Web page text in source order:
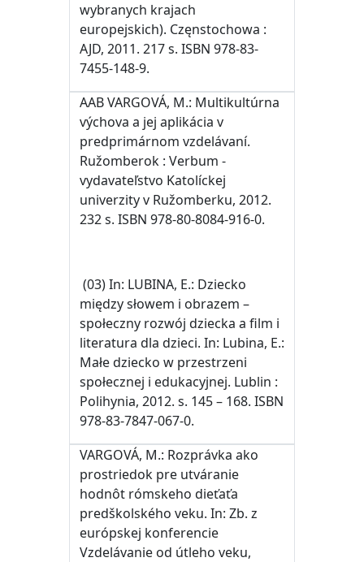
wybranych krajach
europejskich). Częnstochowa :
AJD, 2011. 217 s. ISBN 978-83-
7455-148-9.
AAB VARGOVÁ, M.: Multikultúrna
výchova a jej aplikácia v
predprimárnom vzdelávaní.
Ružomberok : Verbum -
vydavateľstvo Katolíckej
univerzity v Ružomberku, 2012.
232 s. ISBN 978-80-8084-916-0.
(03) In: LUBINA, E.: Dziecko
między słowem i obrazem –
społeczny rozwój dziecka a film i
literatura dla dzieci. In: Lubina, E.:
Małe dziecko w przestrzeni
społecznej i edukacyjnej. Lublin :
Polihynia, 2012. s. 145 – 168. ISBN
978-83-7847-067-0.
VARGOVÁ, M.: Rozprávka ako
prostriedok pre utváranie
hodnôt rómskeho dieťaťa
predškolského veku. In: Zb. z
európskej konferencie
Vzdelávanie od útleho veku,